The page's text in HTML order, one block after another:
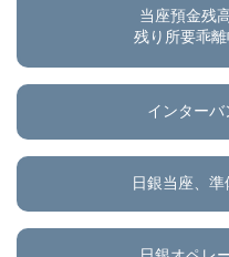
当座預金残
残り所要乖
インターバ
日銀当座、